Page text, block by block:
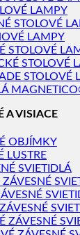
LAMPY
STOLOVÉ
LAMPY
STOLOVÉ
STOLOVÉ
STOLOVÉ
A VISIACE
OBJÍMKY
LUSTRE
SVIETIDLÁ
ZÁVESNÉ
ZÁVESNÉ